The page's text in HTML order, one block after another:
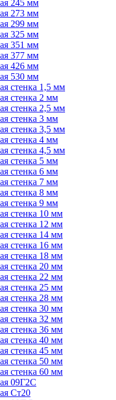
245 мм
273 мм
299 мм
325 мм
351 мм
377 мм
426 мм
530 мм
стенка 1,5 мм
стенка 2 мм
стенка 2,5 мм
стенка 3 мм
стенка 3,5 мм
стенка 4 мм
стенка 4,5 мм
стенка 5 мм
стенка 6 мм
стенка 7 мм
стенка 8 мм
стенка 9 мм
стенка 10 мм
стенка 12 мм
стенка 14 мм
стенка 16 мм
стенка 18 мм
стенка 20 мм
стенка 22 мм
стенка 25 мм
стенка 28 мм
стенка 30 мм
стенка 32 мм
стенка 36 мм
стенка 40 мм
стенка 45 мм
стенка 50 мм
стенка 60 мм
09Г2С
Ст20